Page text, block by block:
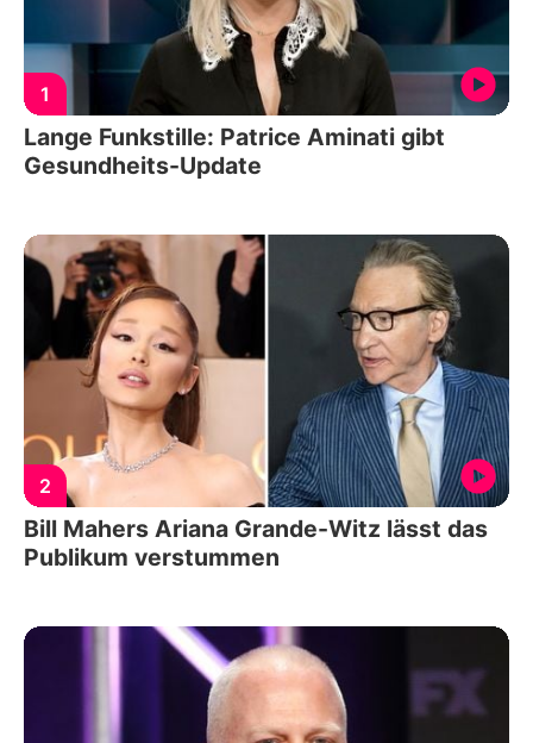
1
Lange Funkstille: Patrice Aminati gibt
Gesundheits-Update
2
Bill Mahers Ariana Grande-Witz lässt das
Publikum verstummen